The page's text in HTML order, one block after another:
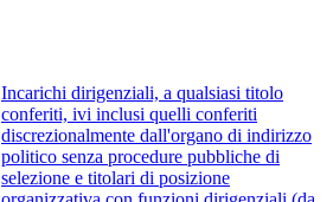
Incarichi dirigenziali, a qualsiasi titolo
conferiti, ivi inclusi quelli conferiti
discrezionalmente dall'organo di indirizzo
politico senza procedure pubbliche di
selezione e titolari di posizione